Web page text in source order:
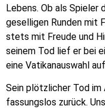
Lebens. Ob als
geselligen Runden mit
stets mit Freude und
seinem Tod lief er bei
eine Vatikanauswahl
Sein plötzlicher Tod im
fassungslos zurück.